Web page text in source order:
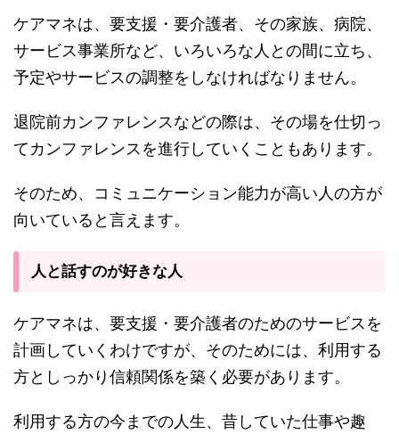
ケアマネは、要支援・要介護者、その家族、病院、
サービス事業所など、いろいろな人との間に立ち、
予定やサービスの調整をしなければなりません。
退院前カンファレンスなどの際は、その場を仕切っ
てカンファレンスを進行していくこともあります。
そのため、コミュニケーション能力が高い人の方が
向いていると言えます。
人と話すのが好きな人
ケアマネは、要支援・要介護者のためのサービスを
計画していくわけですが、そのためには、利用する
方としっかり信頼関係を築く必要があります。
利用する方の今までの人生、昔していた仕事や趣